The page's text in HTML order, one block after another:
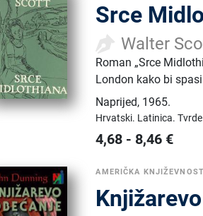
Srce
Walter
Roman „Srce
London kako bi
Naprijed, 1965.
Hrvatski. Latinica.
4,68 - 8,46 €
AMERIČKA KNJIŽEVNOST